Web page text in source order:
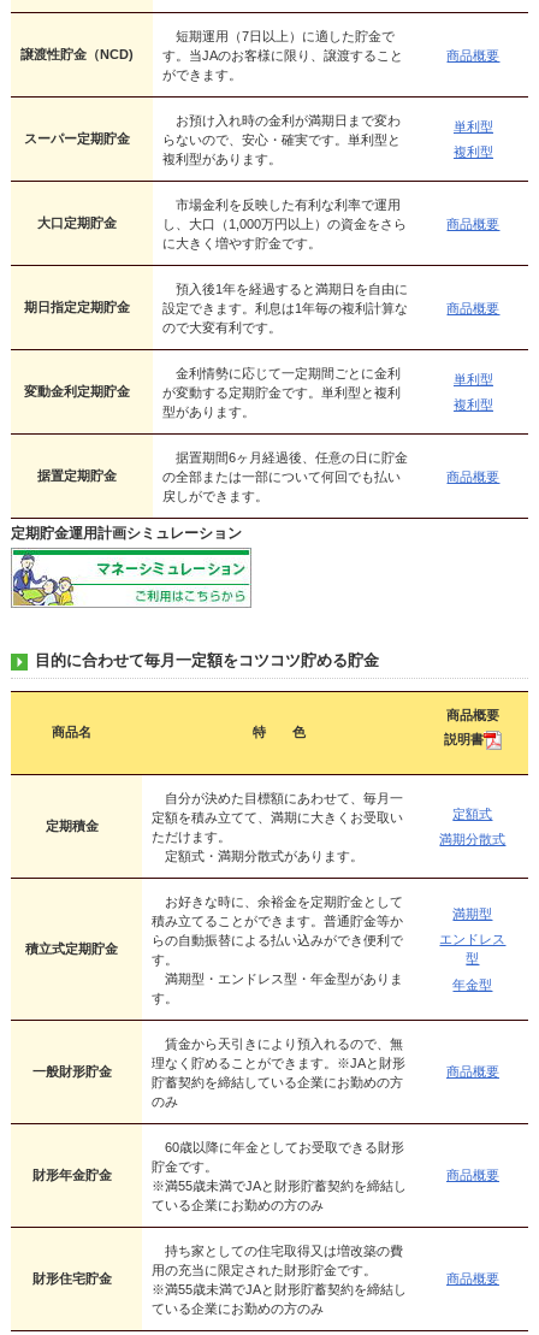
譲渡性貯金（NCD)
短期運用（7日以上）に適した貯金で
す。当JAのお客様に限り、譲渡すること
ができます。
商品概要
スーパー定期貯金
お預け入れ時の金利が満期日まで変わ
らないので、安心・確実です。単利型と
複利型があります。
単利型
複利型
大口定期貯金
市場金利を反映した有利な利率で運用
し、大口（1,000万円以上）の資金をさら
に大きく増やす貯金です。
商品概要
期日指定定期貯金
預入後1年を経過すると満期日を自由に
設定できます。利息は1年毎の複利計算な
ので大変有利です。
商品概要
変動金利定期貯金
金利情勢に応じて一定期間ごとに金利
が変動する定期貯金です。単利型と複利
型があります。
単利型
複利型
据置定期貯金
据置期間6ヶ月経過後、任意の日に貯金
の全部または一部について何回でも払い
戻しができます。
商品概要
定期貯金運用計画シミュレーション
目的に合わせて毎月一定額をコツコツ貯める貯金
商品名 特 色
商品概要
説明書
定期積金
自分が決めた目標額にあわせて、毎月一
定額を積み立てて、満期に大きくお受取い
ただけます。
定額式・満期分散式があります。
定額式
満期分散式
積立式定期貯金
お好きな時に、余裕金を定期貯金として
積み立てることができます。普通貯金等か
らの自動振替による払い込みができ便利で
す。
満期型・エンドレス型・年金型がありま
す。
満期型
エンドレス
型
年金型
一般財形貯金
賃金から天引きにより預入れるので、無
理なく貯めることができます。※JAと財形
貯蓄契約を締結している企業にお勤めの方
のみ
商品概要
財形年金貯金
60歳以降に年金としてお受取できる財形
貯金です。
※満55歳未満でJAと財形貯蓄契約を締結し
ている企業にお勤めの方のみ
商品概要
財形住宅貯金
持ち家としての住宅取得又は増改築の費
用の充当に限定された財形貯金です。
※満55歳未満でJAと財形貯蓄契約を締結し
ている企業にお勤めの方のみ
商品概要